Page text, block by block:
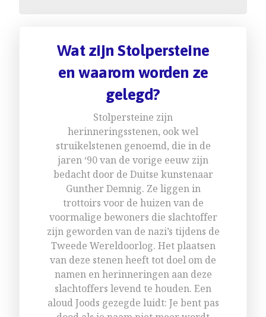
Wat zijn Stolpersteine
en waarom worden ze
gelegd?
Stolpersteine zijn
herinneringsstenen, ook wel
struikelstenen genoemd, die in de
jaren ‘90 van de vorige eeuw zijn
bedacht door de Duitse kunstenaar
Gunther Demnig. Ze liggen in
trottoirs voor de huizen van de
voormalige bewoners die slachtoffer
zijn geworden van de nazi’s tijdens de
Tweede Wereldoorlog. Het plaatsen
van deze stenen heeft tot doel om de
namen en herinneringen aan deze
slachtoffers levend te houden. Een
aloud Joods gezegde luidt: Je bent pas